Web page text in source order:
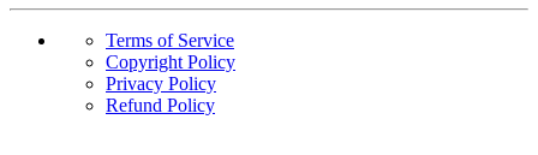
Terms of Service
Copyright Policy
Privacy Policy
Refund Policy